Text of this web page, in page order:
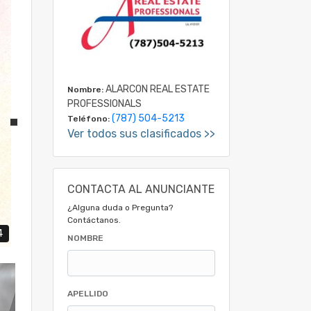
Nombre: ALARCON REAL ESTATE
PROFESSIONALS
Teléfono: (787) 504-5213
Ver todos sus clasificados >>
CONTACTA AL ANUNCIANTE
¿Alguna duda o Pregunta?
Contáctanos.
NOMBRE
APELLIDO